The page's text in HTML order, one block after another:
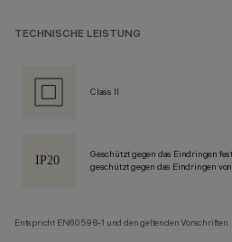
TECHNISCHE LEISTUNG
Class II
Geschützt gegen das Eindringen
geschützt gegen das Eindringen
Entspricht EN60598-1 und den geltenden Vorschriften.